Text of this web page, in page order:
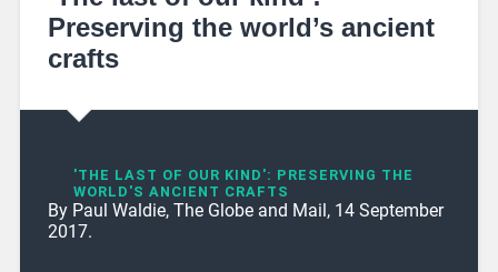
Preserving the world’s ancient
crafts
'THE LAST OF OUR KIND': PRESERVING THE
WORLD'S ANCIENT CRAFTS
By Paul Waldie, The Globe and Mail, 14 September
2017.